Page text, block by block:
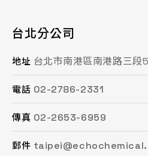
台北分公司
地址 台北市南港區南港路三段
電話 02-2786-2331
傳真 02-2653-6959
郵件
桃園分公司
地址 桃園市平鎮區復興街62
電話 03-494-6939
傳真 03-493-0687
郵件
總公司 / 竹苗分公司
地址 苗栗縣頭份市工業路16號
電話 037-621-088
傳真 037-615-096
郵件
台中分公司
地址 台中市南屯區文心路一段
電話 04-2472-8859
傳真 04-2472-8825
郵件
台南分公司
地址 台南市永康區鹽洲一街
電話 06-243-6589
傳真 06-253-8208
郵件
高雄分公司
地址 高雄市鳳山區鳳頂路479
電話 07-753-9988
傳真 07-753-1958
郵件